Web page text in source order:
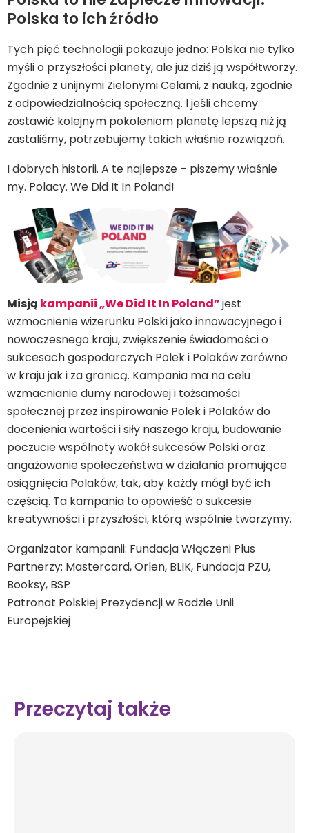
Polska to ich źródło
Tych pięć technologii pokazuje jedno: Polska nie tylko
myśli o przyszłości planety, ale już dziś ją współtworzy.
Zgodnie z unijnymi Zielonymi Celami, z nauką, zgodnie
z odpowiedzialnością społeczną. I jeśli chcemy
zostawić kolejnym pokoleniom planetę lepszą niż ją
zastaliśmy, potrzebujemy takich właśnie rozwiązań.
I dobrych historii. A te najlepsze – piszemy właśnie
my. Polacy. We Did It In Poland!
Misją kampanii „We Did It In Poland”jest
wzmocnienie wizerunku Polski jako innowacyjnego i
nowoczesnego kraju, zwiększenie świadomości o
sukcesach gospodarczych Polek i Polaków zarówno
w kraju jak i za granicą. Kampania ma na celu
wzmacnianie dumy narodowej i tożsamości
społecznej przez inspirowanie Polek i Polaków do
docenienia wartości i siły naszego kraju, budowanie
poczucie wspólnoty wokół sukcesów Polski oraz
angażowanie społeczeństwa w działania promujące
osiągnięcia Polaków, tak, aby każdy mógł być ich
częścią. Ta kampania to opowieść o sukcesie
kreatywności i przyszłości, którą wspólnie tworzymy.
Organizator kampanii: Fundacja Włączeni Plus
Partnerzy: Mastercard, Orlen, BLIK, Fundacja PZU,
Booksy, BSP
Patronat Polskiej Prezydencji w Radzie Unii
Europejskiej
Przeczytaj także